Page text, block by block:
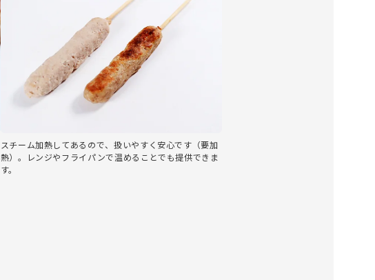
スチーム加熱してあるので、扱いやすく安心です（要加
熱）。レンジやフライパンで温めることでも提供できま
す。